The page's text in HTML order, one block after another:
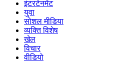
इंटरटेनमेंट
युवा
सोशल मीडिया
व्यक्ति विशेष
खेल
विचार
वीडियो